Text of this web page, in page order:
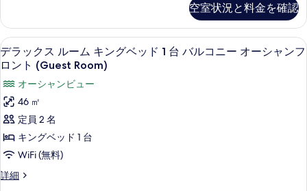
表
示
す
る
ニ
ー
(Guest
Room)
の
す
べ
て
の
写
ニ
(Guest
Room)
の
詳
細
ル
ベ
ッ
2
台
バ
ル
コ
ニ
ス
ル
ー
ム
ダ
ブ
ル
ベ
ッ
ド
台
バ
ル
空室状況と料金を確認
デ
ラ
ッ
ク
ス
ル
ー
ム
ミニバー (無料)、セーフティボック
7
デラックス ルーム キングベッド 1 台 バルコニー オーシャンフ
ロント (Guest Room)
オーシャンビュー
46 ㎡
定員 2 名
キングベッド 1 台
WiFi (無料)
詳細
デ